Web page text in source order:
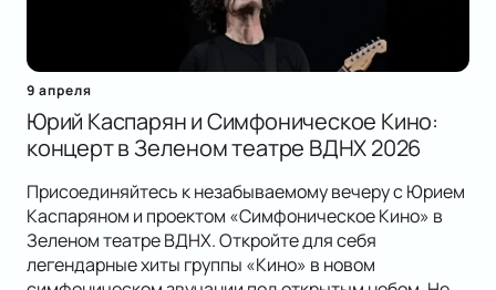
9 апреля
Юрий Каспарян и Симфоническое Кино:
концерт в Зеленом театре ВДНХ 2026
Присоединяйтесь к незабываемому вечеру с Юрием
Каспаряном и проектом «Симфоническое Кино» в
Зеленом театре ВДНХ. Откройте для себя
легендарные хиты группы «Кино» в новом